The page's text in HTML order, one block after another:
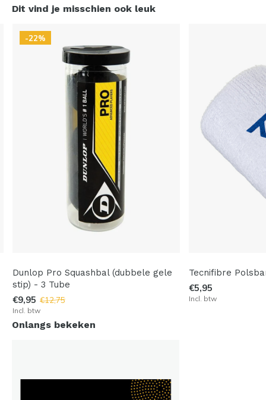
Dit vind je misschien ook leuk
-22%
Dunlop Pro Squashbal (dubbele gele
stip) - 3 Tube
€9,95 €12,75
Incl. btw
Tecnifibre
€5,95
Incl. btw
Onlangs bekeken